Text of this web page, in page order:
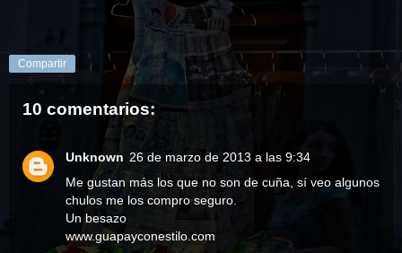
Compartir
10 comentarios:
Unknown 26 de marzo de 2013 a las 9:34
Me gustan más los que no son de cuña, sí veo algunos
chulos me los compro seguro.
Un besazo
www.guapayconestilo.com